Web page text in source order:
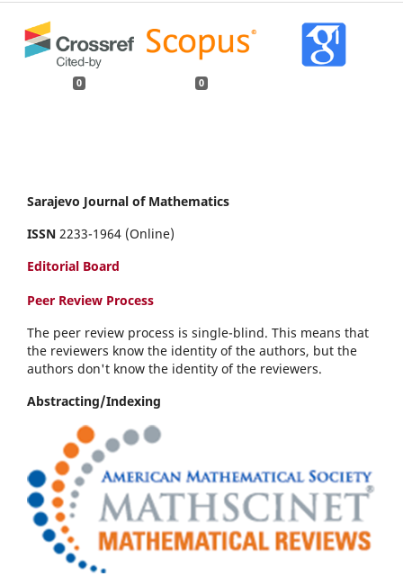
0 0
Sarajevo Journal of Mathematics
ISSN 2233-1964 (Online)
Editorial Board
Peer Review Process
The peer review process is single-blind. This means that
the reviewers know the identity of the authors, but the
authors don't know the identity of the reviewers.
Abstracting/Indexing